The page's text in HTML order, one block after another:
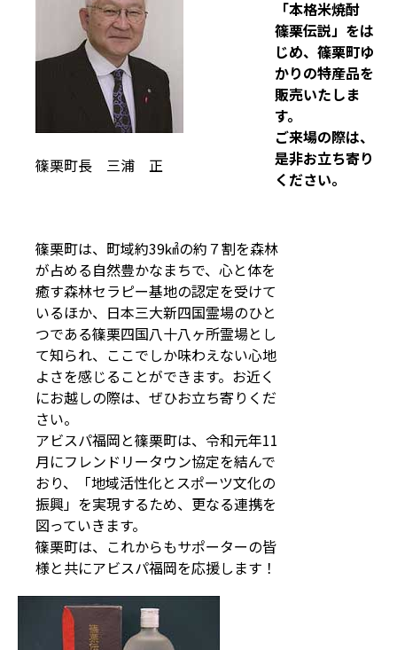
篠栗町長 三浦 正
篠栗町は、町域約39㎢の約７割を森林
が占める自然豊かなまちで、心と体を
癒す森林セラピー基地の認定を受けて
いるほか、日本三大新四国霊場のひと
つである篠栗四国八十八ヶ所霊場とし
て知られ、ここでしか味わえない心地
よさを感じることができます。お近く
にお越しの際は、ぜひお立ち寄りくだ
さい。
アビスパ福岡と篠栗町は、令和元年11
月にフレンドリータウン協定を結んで
おり、「地域活性化とスポーツ文化の
振興」を実現するため、更なる連携を
図っていきます。
篠栗町は、これからもサポーターの皆
様と共にアビスパ福岡を応援します！
「本格米焼酎
篠栗伝説」をは
じめ、篠栗町ゆ
かりの特産品を
販売いたしま
す。
ご来場の際は、
是非お立ち寄り
ください。